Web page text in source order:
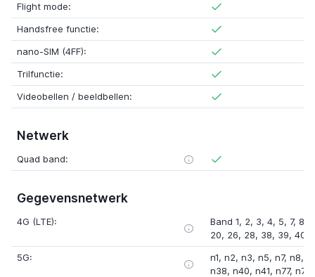
Flight mode:
Handsfree functie:
nano-SIM (4FF):
Trilfunctie:
Videobellen / beeldbellen:
Netwerk
Quad band:
Gegevensnetwerk
4G (LTE):
Band 1, 2, 3, 4, 5, 7, 8,
20, 26, 28, 38, 39, 40,
5G:
n1, n2, n3, n5, n7, n8,
n38, n40, n41, n77, n78